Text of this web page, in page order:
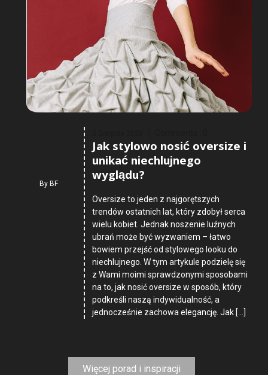
ByBF
Jak stylowo nosić oversize i
unikać niechlujnego
wyglądu?
Oversize to jeden z najgorętszych
trendów ostatnich lat, który zdobył serca
wielu kobiet. Jednak noszenie luźnych
ubrań może być wyzwaniem – łatwo
bowiem przejść od stylowego looku do
niechlujnego. W tym artykule podzielę się
z Wami moimi sprawdzonymi sposobami
na to, jak nosić oversize w sposób, który
podkreśli naszą indywidualność, a
jednocześnie zachowa elegancję. Jak […]
Więcej porad i inspiracji